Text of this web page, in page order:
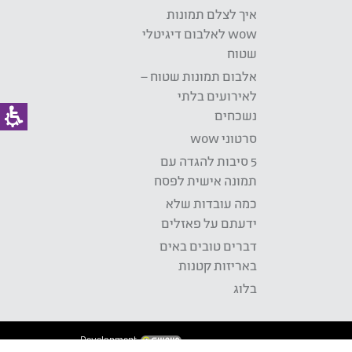
איך לצלם תמונות
wow לאלבום דיגיטלי
שטוח
אלבום תמונות שטוח –
לאירועים בלתי
נשכחים
סרטוני wow
5 סיבות להגדה עם
תמונה אישית לפסח
כמה עובדות שלא
ידעתם על פאזלים
דברים טובים באים
באריזות קטנות
בלוג
Development: